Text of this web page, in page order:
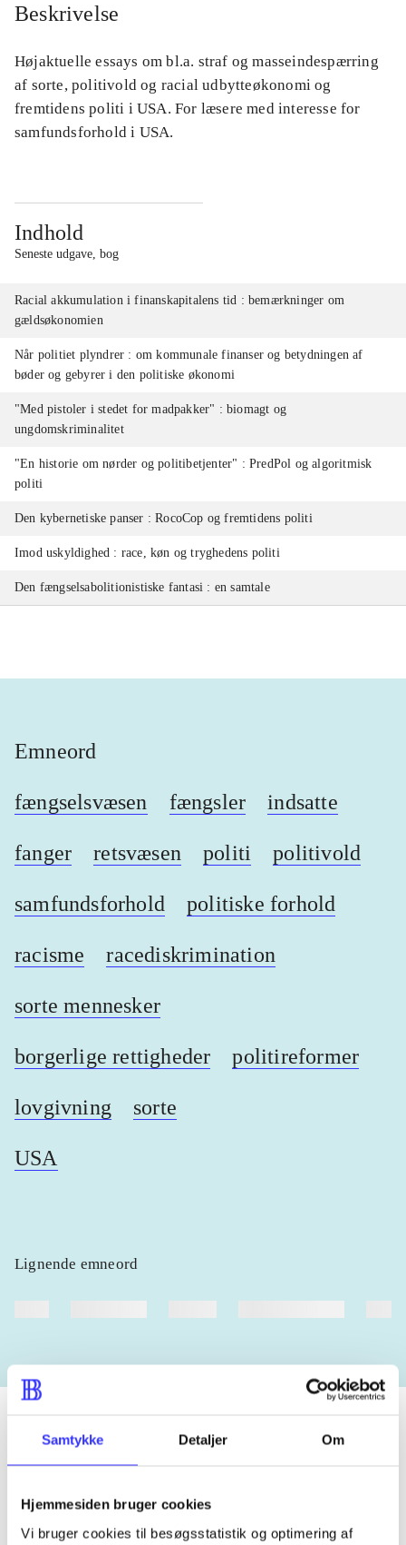
Samtykke Detaljer Om
Hjemmesiden bruger cookies
Vi bruger cookies til besøgsstatistik og optimering af
Beskrivelse
Højaktuelle essays om bl.a. straf og masseindespærring
af sorte, politivold og racial udbytteøkonomi og
fremtidens politi i USA. For læsere med interesse for
samfundsforhold i USA.
Indhold
Seneste udgave, bog
Racial akkumulation i finanskapitalens tid : bemærkninger om
gældsøkonomien
Når politiet plyndrer : om kommunale finanser og betydningen af
bøder og gebyrer i den politiske økonomi
"Med pistoler i stedet for madpakker" : biomagt og
ungdomskriminalitet
"En historie om nørder og politibetjenter" : PredPol og algoritmisk
politi
Den kybernetiske panser : RocoCop og fremtidens politi
Imod uskyldighed : race, køn og tryghedens politi
Den fængselsabolitionistiske fantasi : en samtale
Emneord
fængselsvæsen fængsler indsatte
fanger retsvæsen politi politivold
samfundsforhold politiske forhold
racisme racediskrimination
sorte mennesker
borgerlige rettigheder politireformer
lovgivning sorte
USA
Lignende emneord
Artiklen er en del af